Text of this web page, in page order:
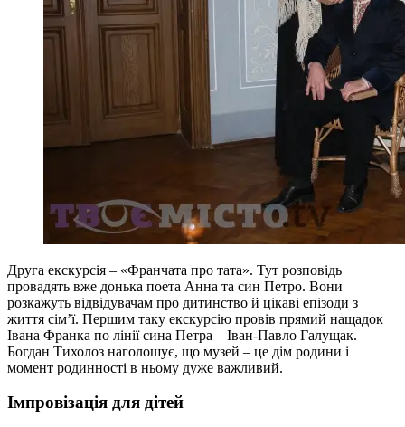
Друга екскурсія – «Франчата про тата». Тут розповідь
провадять вже донька поета Анна та син Петро. Вони
розкажуть відвідувачам про дитинство й цікаві епізоди з
життя сім’ї. Першим таку екскурсію провів прямий нащадок
Івана Франка по лінії сина Петра – Іван-Павло Галущак.
Богдан Тихолоз наголошує, що музей – це дім родини і
момент родинності в ньому дуже важливий.
Імпровізація для дітей